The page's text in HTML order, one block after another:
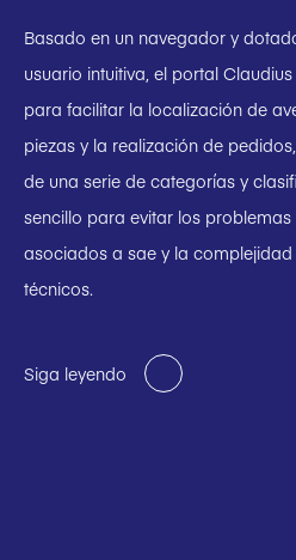
Basado en un navegador y
usuario intuitiva, el portal
para facilitar la localización de
piezas y la realización de
de una serie de categorías y
sencillo para evitar los
asociados a sae y la
técnicos.
Siga leyendo